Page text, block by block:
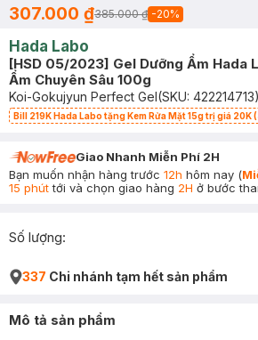
307.000 ₫385.000 ₫ -20%
Hada Labo
[HSD 05/2023] Gel Dưỡng Ẩm Hada
Ẩm Chuyên Sâu 100g
Koi-Gokujyun Perfect Gel(SKU: 422214713)
Bill 219K Hada Labo tặng Kem Rửa Mặt 15g trị giá 20K
Giao Nhanh Miễn Phí 2H
Bạn muốn nhận hàng trước 12h hôm nay (
15 phúttới và chọn giao hàng 2H ở bước
Số lượng:
337 Chi nhánh tạm hết sản phẩm
Mô tả sản phẩm